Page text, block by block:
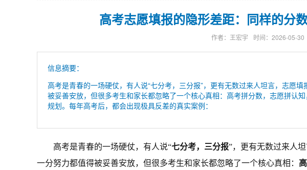
高考志愿填报的隐形差距：同样的分
作者：王宏宇 时间：2026-05-30
信息摘要：
高考是青春的一场硬仗，有人说“七分考，三分报”，更有无数过来人坦言，志愿
被妥善安放，但很多考生和家长都忽略了一个核心真相：高考拼分数，志愿拼认
规划。每年高考后，都会出现极具反差的真实案例：
高考是青春的一场硬仗，有人说“七分考，三分报”，更有无数过来人
一分努力都值得被妥善安放，但很多考生和家长都忽略了一个核心真相：